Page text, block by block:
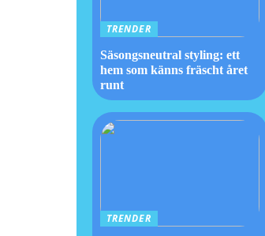
TRENDER
Säsongsneutral styling: ett
hem som känns fräscht året
runt
TRENDER